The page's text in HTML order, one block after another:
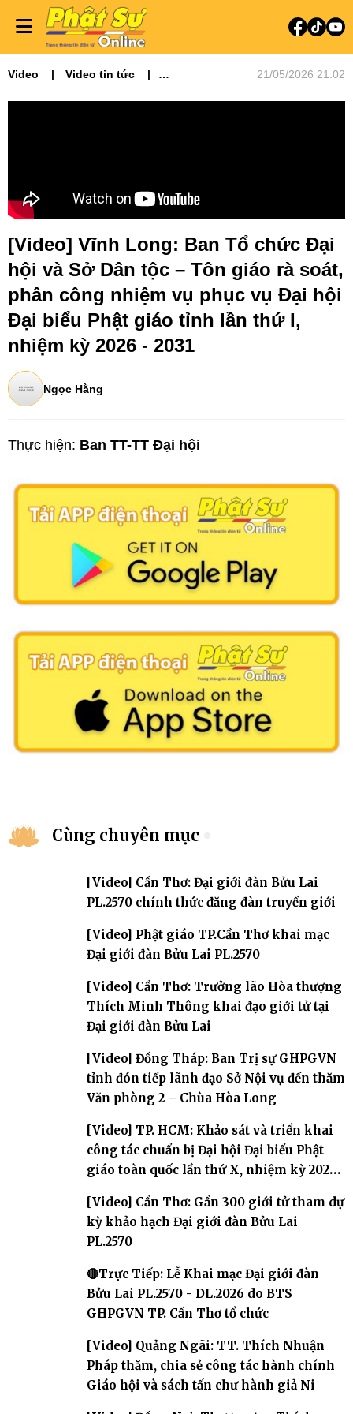
Video
Video tin tức
21/05/2026 21:02
[Video] Vĩnh Long: Ban Tổ chức Đại
hội và Sở Dân tộc – Tôn giáo rà soát,
phân công nhiệm vụ phục vụ Đại hội
Đại biểu Phật giáo tỉnh lần thứ I,
nhiệm kỳ 2026 - 2031
Ngọc Hằng
Thực hiện: Ban TT-TT Đại hội
Cùng chuyên mục
[Video] Cần Thơ: Đại giới đàn Bửu Lai
PL.2570 chính thức đăng đàn truyền giới
[Video] Phật giáo TP.Cần Thơ khai mạc
Đại giới đàn Bửu Lai PL.2570
[Video] Cần Thơ: Trưởng lão Hòa thượng
Thích Minh Thông khai đạo giới tử tại
Đại giới đàn Bửu Lai
[Video] Đồng Tháp: Ban Trị sự GHPGVN
tỉnh đón tiếp lãnh đạo Sở Nội vụ đến thăm
Văn phòng 2 – Chùa Hòa Long
[Video] TP. HCM: Khảo sát và triển khai
công tác chuẩn bị Đại hội Đại biểu Phật
giáo toàn quốc lần thứ X, nhiệm kỳ 2026-
[Video] Cần Thơ: Gần 300 giới tử tham dự
kỳ khảo hạch Đại giới đàn Bửu Lai
PL.2570
🔴Trực Tiếp: Lễ Khai mạc Đại giới đàn
Bửu Lai PL.2570 - DL.2026 do BTS
GHPGVN TP. Cần Thơ tổ chức
[Video] Quảng Ngãi: TT. Thích Nhuận
Pháp thăm, chia sẻ công tác hành chính
Giáo hội và sách tấn chư hành giả Ni